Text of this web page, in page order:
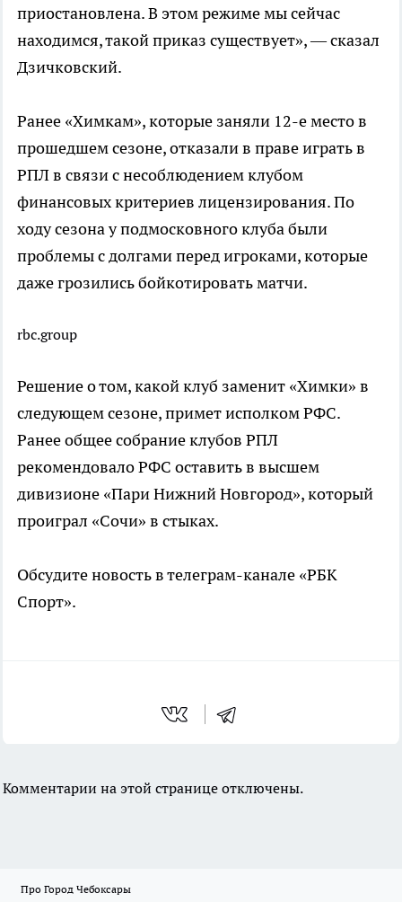
приостановлена. В этом режиме мы сейчас
находимся, такой приказ существует», — сказал
Дзичковский.
Ранее «Химкам», которые заняли 12-е место в
прошедшем сезоне, отказали в праве играть в
РПЛ в связи с несоблюдением клубом
финансовых критериев лицензирования. По
ходу сезона у подмосковного клуба были
проблемы с долгами перед игроками, которые
даже грозились бойкотировать матчи.
rbc.group
Решение о том, какой клуб заменит «Химки» в
следующем сезоне, примет исполком РФС.
Ранее общее собрание клубов РПЛ
рекомендовало РФС оставить в высшем
дивизионе «Пари Нижний Новгород», который
проиграл «Сочи» в стыках.
Обсудите новость в телеграм-канале «РБК
Спорт».
Комментарии на этой странице отключены.
Про Город Чебоксары